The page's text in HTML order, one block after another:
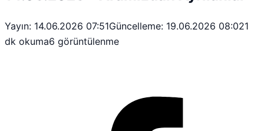
Yayın: 14.06.2026 07:51Güncelleme: 19.06.2026 08:021
dk okuma6 görüntülenme